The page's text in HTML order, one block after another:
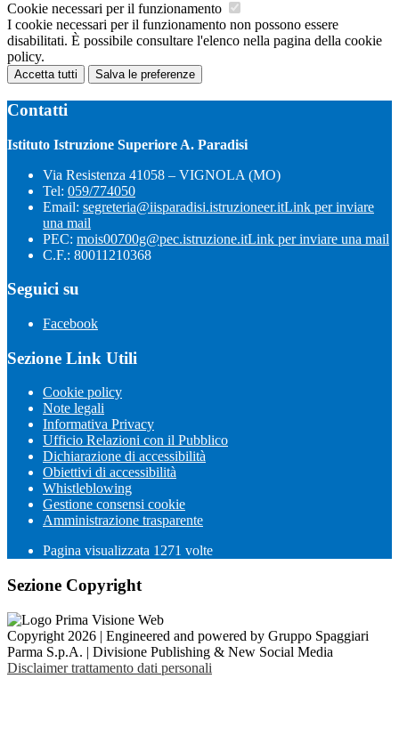
Cookie necessari per il funzionamento
I cookie necessari per il funzionamento non possono essere
disabilitati. È possibile consultare l'elenco nella pagina della cookie
policy.
Accetta tutti Salva le preferenze
Contatti
Istituto Istruzione Superiore A. Paradisi
Via Resistenza 41058 – VIGNOLA (MO)
Tel: 059/774050
Email: segreteria@iisparadisi.istruzioneer.itLink per inviare
una mail
PEC: mois00700g@pec.istruzione.itLink per inviare una mail
C.F.: 80011210368
Seguici su
Facebook
Sezione Link Utili
Cookie policy
Note legali
Informativa Privacy
Ufficio Relazioni con il Pubblico
Dichiarazione di accessibilità
Obiettivi di accessibilità
Whistleblowing
Gestione consensi cookie
Amministrazione trasparente
Pagina visualizzata 1271 volte
Sezione Copyright
Copyright 2026 | Engineered and powered by Gruppo Spaggiari
Parma S.p.A. | Divisione Publishing & New Social Media
Disclaimer trattamento dati personali